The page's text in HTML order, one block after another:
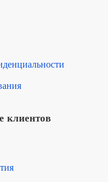
клиентов